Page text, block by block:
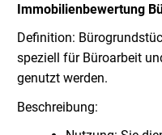
Immobilienbewertung
Definition:
speziell für Büroarbeit
genutzt werden.
Beschreibung: